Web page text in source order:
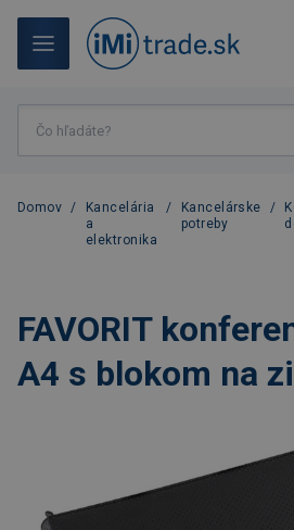
Domov /
Kancelária
a
elektronika
/
Kancelárske
potreby
/
FAVORIT
A4 s blokom na